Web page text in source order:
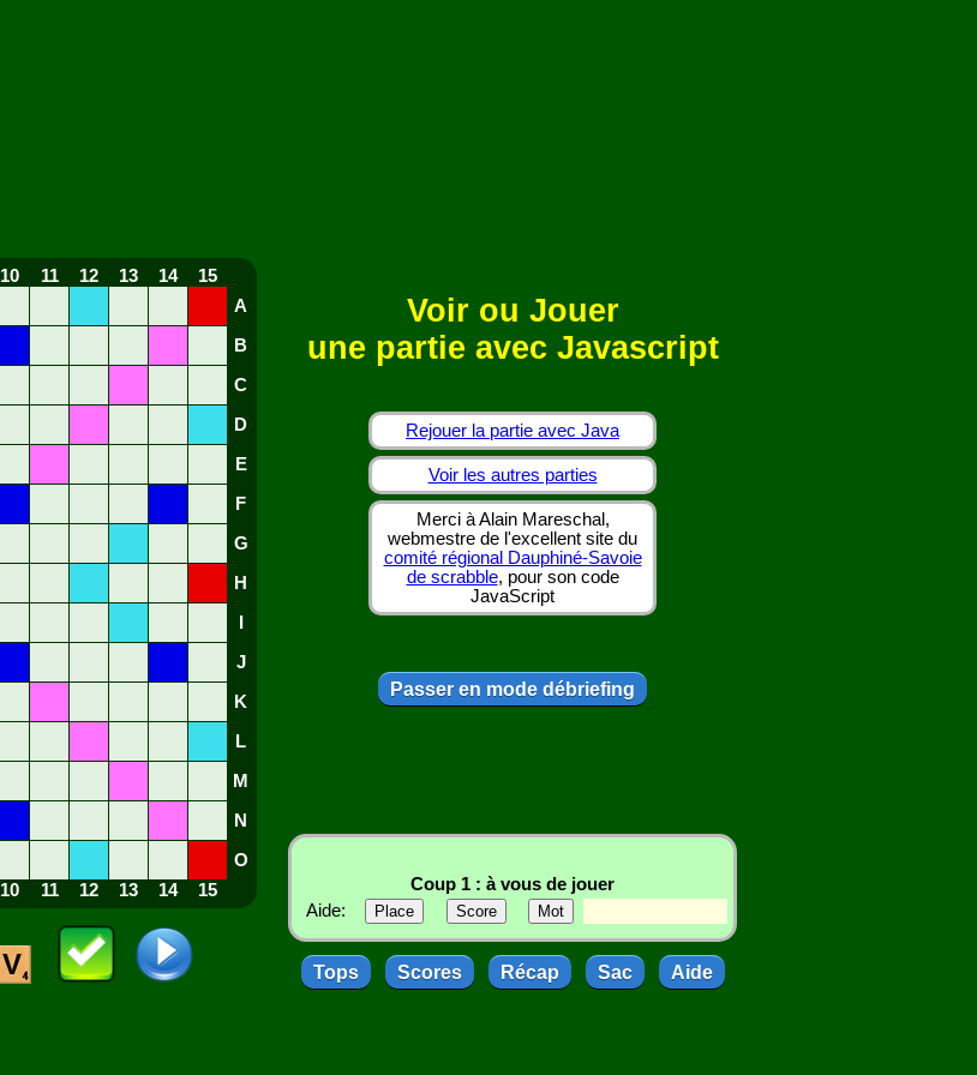
10 11 12 13 14
15
A
B
C
D
E
F
G
H
J
K
L
M
N
O
10 11 12 13 14 15
V
Voir ou Jouer
une partie avec Javascript
Rejouer la partie avec Java
Voir les autres parties
Merci à Alain Mareschal,
webmestre de l'excellent site du
comité régional Dauphiné-Savoie
de scrabble, pour son code
JavaScript
Passer en mode débriefing
Coup 1 : à vous de jouer
Aide:
Tops Scores Récap Sac Aide